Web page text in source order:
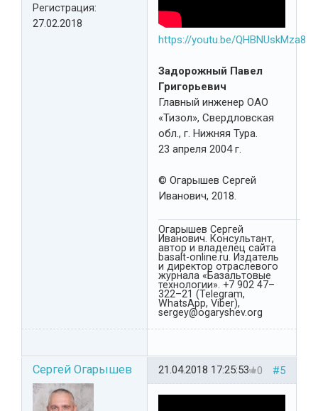
Регистрация:
27.02.2018
https://youtu.be/QHBNUskMza8
Задорожный Павел
Григорьевич
Главный инженер ОАО
«Тизол», Свердловская
обл., г. Нижняя Тура.
23 апреля 2004 г.
© Огарышев Сергей
Иванович, 2018.
Огарышев Сергей
Иванович. Консультант,
автор и владелец сайта
basalt-online.ru. Издатель
и директор отраслевого
журнала «Базальтовые
технологии». +7 902 47–
322–21 (Telegram,
WhatsApp, Viber),
sergey@ogaryshev.org
Сергей Огарышев #5
0
21.04.2018 17:25:53